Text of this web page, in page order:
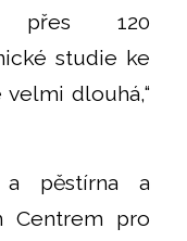
přes 120
studie ke
dlouhá,“
a pěstírna a
Centrem pro